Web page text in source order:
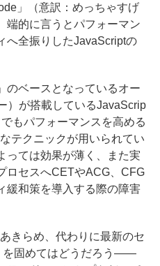
」（意訳：めっちゃすげ
端的に言うとパフォーマン
へ全振りしたJavaScriptの
ベースとなっているオー
）が搭載しているJavaScrip
もパフォーマンスを高める
テクニックが用いられてい
っては効果が薄く、また実
ロセスへCETやACG、CFG
緩和策を導入する際の障害
きらめ、代わりに最新のセ
を固めてはどうだろう――